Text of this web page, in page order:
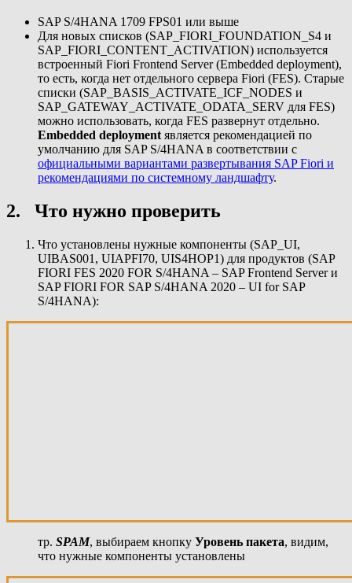
SAP S/4HANA 1709 FPS01 или выше
Для новых списков (SAP_FIORI_FOUNDATION_S4 и
SAP_FIORI_CONTENT_ACTIVATION) используется
встроенный Fiori Frontend Server (Embedded deployment),
то есть, когда нет отдельного сервера Fiori (FES). Старые
списки (SAP_BASIS_ACTIVATE_ICF_NODES и
SAP_GATEWAY_ACTIVATE_ODATA_SERV для FES)
можно использовать, когда FES развернут отдельно.
Embedded deployment является рекомендацией по
умолчанию для SAP S/4HANA в соответствии с
официальными вариантами развертывания SAP Fiori и
рекомендациями по системному ландшафту.
2. Что нужно проверить
Что установлены нужные компоненты (SAP_UI,
UIBAS001, UIAPFI70, UIS4HOP1) для продуктов (SAP
FIORI FES 2020 FOR S/4HANA – SAP Frontend Server и
SAP FIORI FOR SAP S/4HANA 2020 – UI for SAP
S/4HANA):
тр. SPAM, выбираем кнопку Уровень пакета, видим,
что нужные компоненты установлены